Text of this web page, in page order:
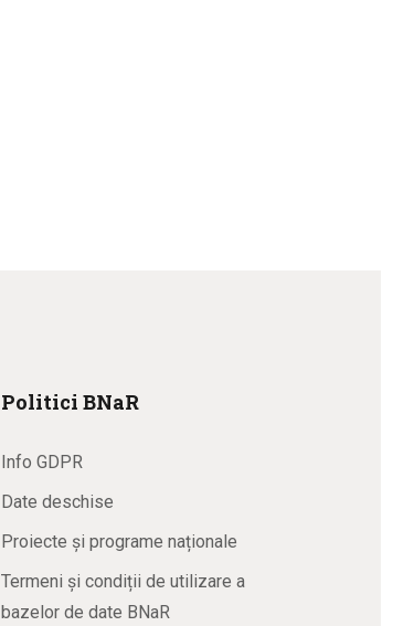
Politici BNaR
Info GDPR
Date deschise
Proiecte și programe naționale
Termeni și condiții de utilizare a
bazelor de date BNaR